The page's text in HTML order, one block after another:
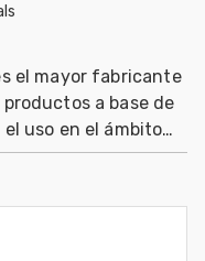
el mayor fabricante
a base de
uso en el ámbito
Agricultura y